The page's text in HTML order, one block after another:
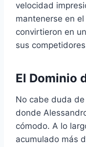
velocidad
mantenerse en
convirtieron en
sus
El Dominio
No cabe duda
donde
cómodo. A lo
acumulado más